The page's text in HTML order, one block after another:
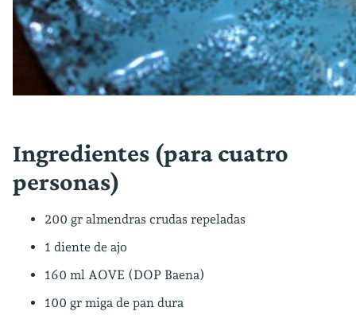
Ingredientes (para cuatro
personas)
200 gr almendras crudas repeladas
1 diente de ajo
160 ml AOVE (DOP Baena)
100 gr miga de pan dura